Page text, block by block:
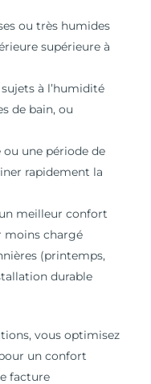
ou très humides
supérieure à
à l’humidité
de bain, ou
une période de
rapidement la
meilleur confort
moins chargé
(printemps,
durable
vous optimisez
un confort
facture